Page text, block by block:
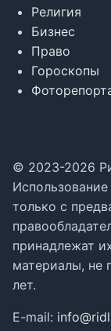
Религия
Бизнес
Право
Гороскопы
© 2023-2026
только с
принадлежат
материалы, не
лет.
E-mail: